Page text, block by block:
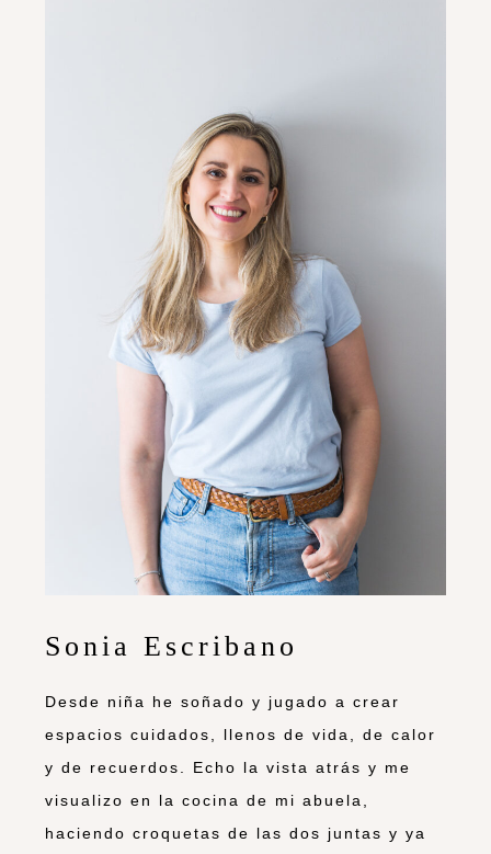
Sonia Escribano
Desde niña he soñado y jugado a crear
espacios cuidados, llenos de vida, de calor
y de recuerdos. Echo la vista atrás y me
visualizo en la cocina de mi abuela,
haciendo croquetas de las dos juntas y ya